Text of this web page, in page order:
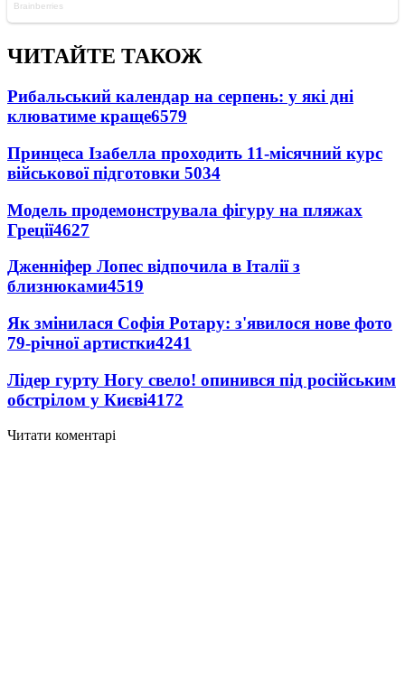
ЧИТАЙТЕ ТАКОЖ
Рибальський календар на серпень: у які дні
клюватиме краще6579
Принцеса Ізабелла проходить 11-місячний курс
військової підготовки 5034
Модель продемонструвала фігуру на пляжах
Греції4627
Дженніфер Лопес відпочила в Італії з
близнюками4519
Як змінилася Софія Ротару: з'явилося нове фото
79-річної артистки4241
Лідер гурту Ногу свело! опинився під російським
обстрілом у Києві4172
Читати коментарі